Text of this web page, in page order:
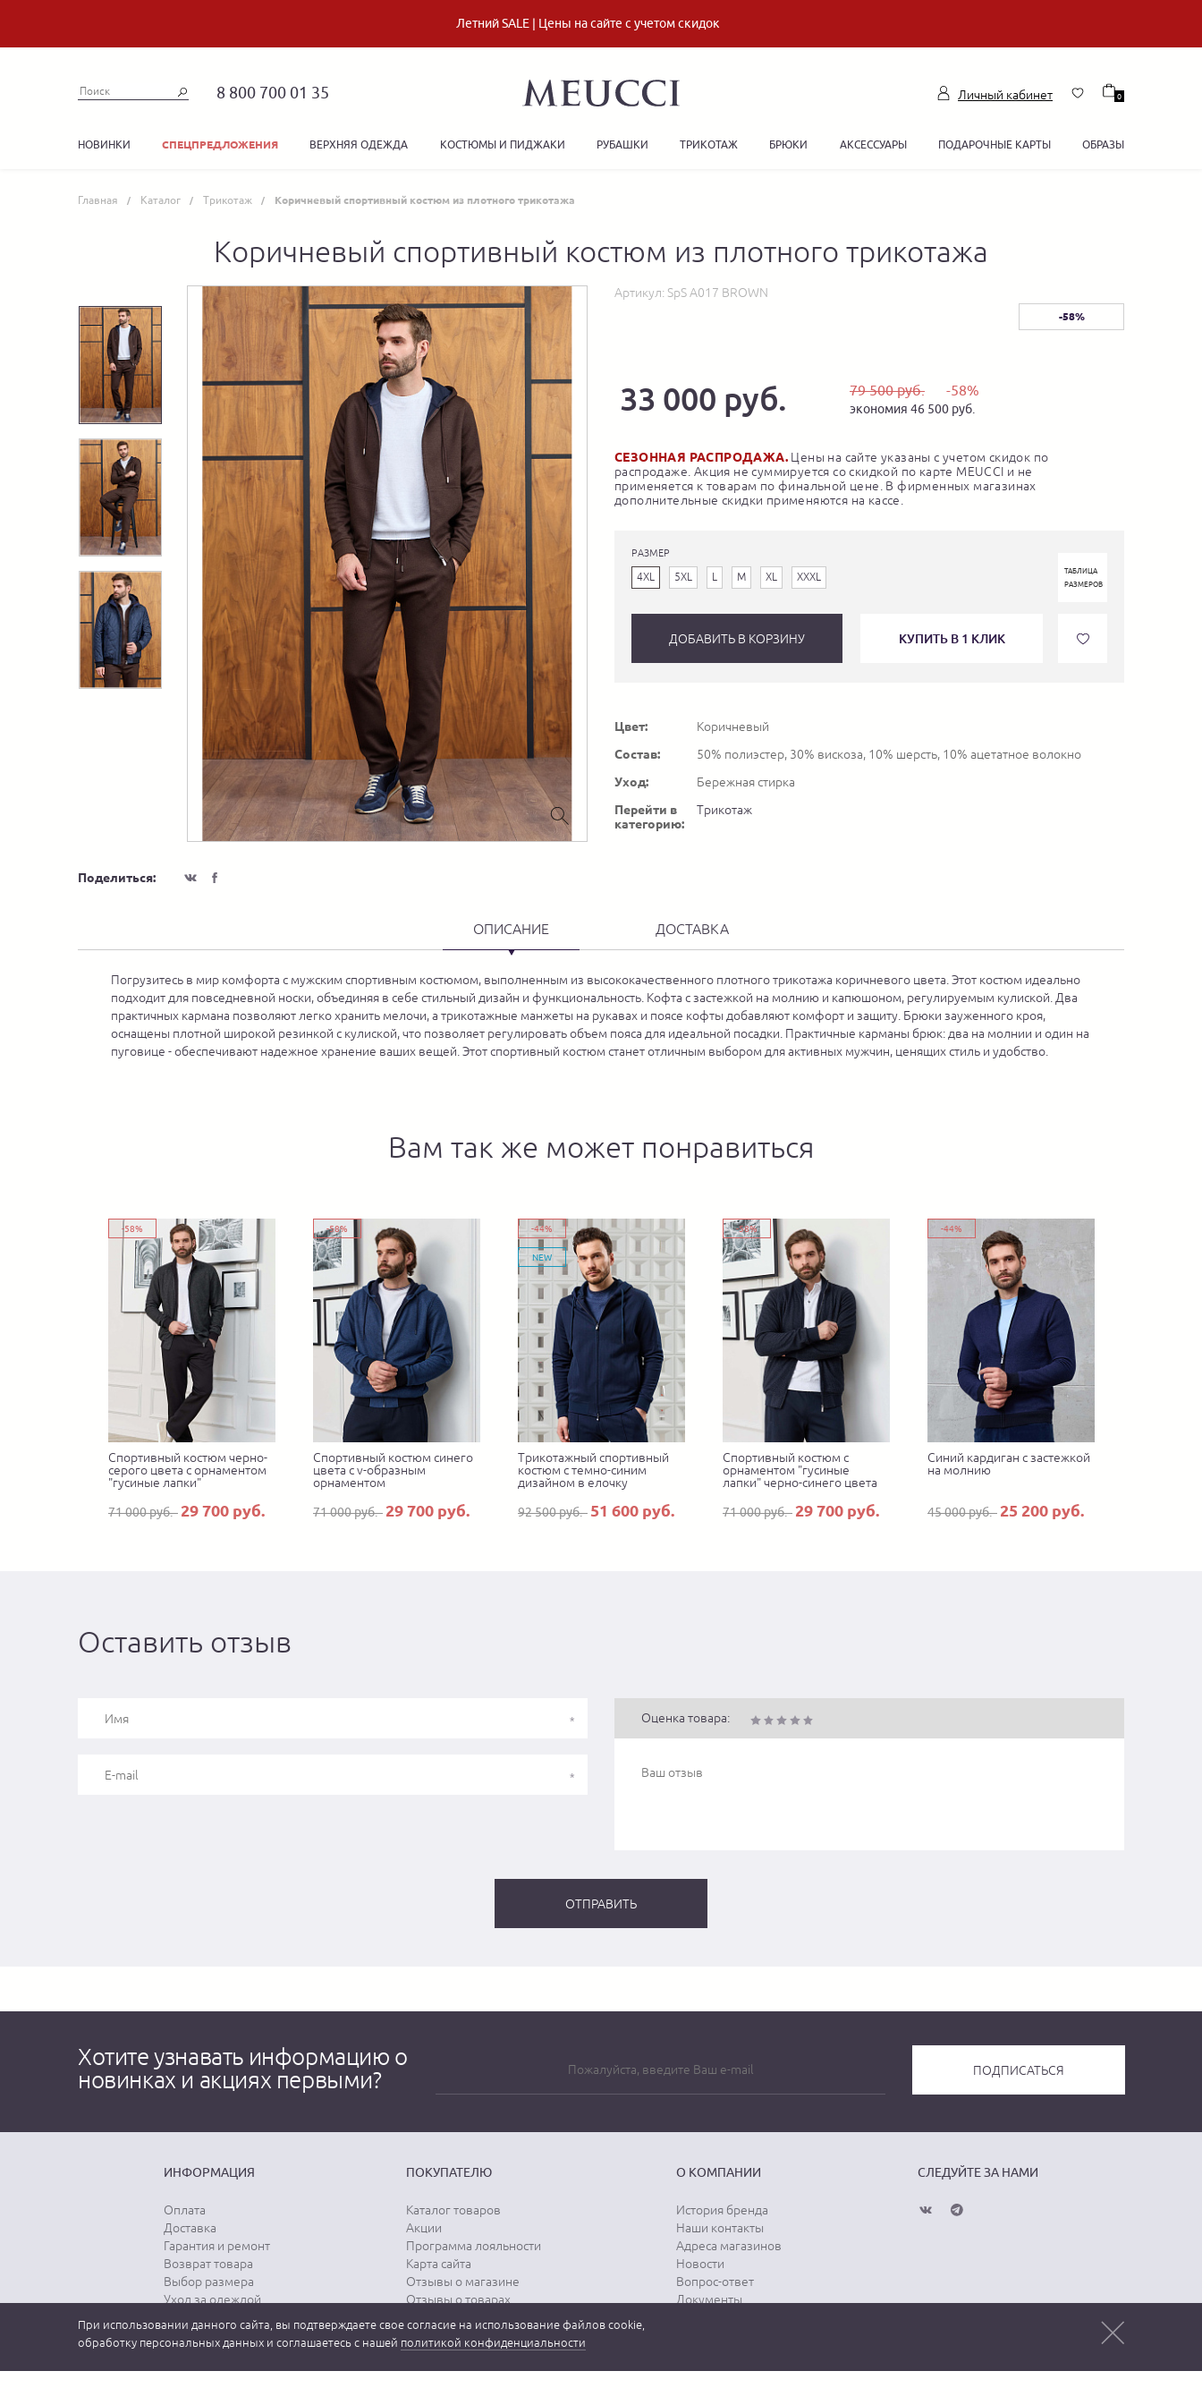
Летний SALE | Цены на сайте с учетом скидок
8 800 700 01 35 Личный кабинет 0
НОВИНКИ СПЕЦПРЕДЛОЖЕНИЯ ВЕРХНЯЯ ОДЕЖДА КОСТЮМЫ И ПИДЖАКИ РУБАШКИ ТРИКОТАЖ БРЮКИ АКСЕССУАРЫ ПОДАРОЧНЫЕ КАРТЫ ОБРАЗЫ
Главная Каталог Трикотаж Коричневый спортивный костюм из плотного трикотажа
Коричневый спортивный костюм из плотного трикотажа
Поделиться:
Артикул: SpS A017 BROWN
-58%
33 000 руб. 79 500 руб. -58%
экономия 46 500 руб.
СЕЗОННАЯ РАСПРОДАЖА. Цены на сайте указаны с учетом скидок по
распродаже. Акция не суммируется со скидкой по карте MEUCCI и не
применяется к товарам по финальной цене. В фирменных магазинах
дополнительные скидки применяются на кассе.
РАЗМЕР
4XL 5XL L M XL XXXL
ТАБЛИЦА
РАЗМЕРОВ
ДОБАВИТЬ В КОРЗИНУ КУПИТЬ В 1 КЛИК
Цвет:
Коричневый
Состав:
50% полиэстер, 30% вискоза, 10% шерсть, 10% ацетатное волокно
Уход:
Бережная стирка
Перейти в
категорию:
Трикотаж
ОПИСАНИЕ ДОСТАВКА
Погрузитесь в мир комфорта с мужским спортивным костюмом, выполненным из высококачественного плотного трикотажа коричневого цвета. Этот костюм идеально
подходит для повседневной носки, объединяя в себе стильный дизайн и функциональность. Кофта с застежкой на молнию и капюшоном, регулируемым кулиской. Два
практичных кармана позволяют легко хранить мелочи, а трикотажные манжеты на рукавах и поясе кофты добавляют комфорт и защиту. Брюки зауженного кроя,
оснащены плотной широкой резинкой с кулиской, что позволяет регулировать объем пояса для идеальной посадки. Практичные карманы брюк: два на молнии и один на
пуговице - обеспечивают надежное хранение ваших вещей. Этот спортивный костюм станет отличным выбором для активных мужчин, ценящих стиль и удобство.
Вам так же может понравиться
-58%
Спортивный костюм черно-
серого цвета с орнаментом
"гусиные лапки"
71 000 руб. 29 700 руб.
-58%
Спортивный костюм синего
цвета с v-образным
орнаментом
71 000 руб. 29 700 руб.
-44%
NEW
Трикотажный спортивный
костюм с темно-синим
дизайном в елочку
92 500 руб. 51 600 руб.
-58%
Спортивный костюм с
орнаментом "гусиные
лапки" черно-синего цвета
71 000 руб. 29 700 руб.
-44%
Синий кардиган с застежкой
на молнию
45 000 руб. 25 200 руб.
Оставить отзыв
Оценка товара:
Хотите узнавать информацию о
новинках и акциях первыми?
ИНФОРМАЦИЯ
Оплата
Доставка
Гарантия и ремонт
Возврат товара
Выбор размера
Уход за одеждой
ПОКУПАТЕЛЮ
Каталог товаров
Акции
Программа лояльности
Карта сайта
Отзывы о магазине
Отзывы о товарах
О КОМПАНИИ
История бренда
Наши контакты
Адреса магазинов
Новости
Вопрос-ответ
Документы
СЛЕДУЙТЕ ЗА НАМИ
Публичная оферта
При использовании данного сайта, вы подтверждаете свое согласие на использование файлов cookie,
обработку персональных данных и соглашаетесь с нашей политикой конфиденциальности